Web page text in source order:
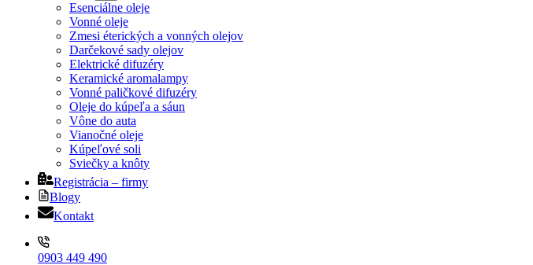
Esenciálne oleje
Vonné oleje
Zmesi éterických a vonných olejov
Darčekové sady olejov
Elektrické difuzéry
Keramické aromalampy
Vonné paličkové difuzéry
Oleje do kúpeľa a sáun
Vône do auta
Vianočné oleje
Kúpeľové soli
Sviečky a knôty
Registrácia – firmy
Blogy
Kontakt
0903 449 490